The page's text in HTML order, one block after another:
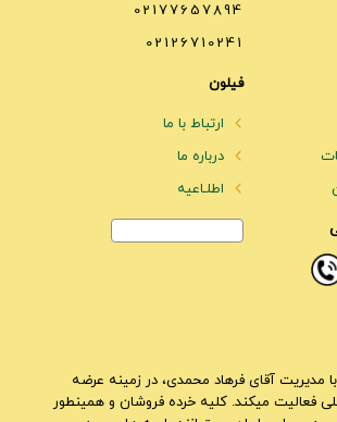
02177657894
02126710241
فیلون
ارتباط با ما
درباره ما
اطلـاعیه
با مدیریت آقای فرهاد محمدی، در زمینه عرضه
فعالیت میکند. کلیه خرده فروشان و همینطور